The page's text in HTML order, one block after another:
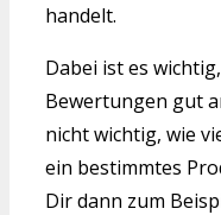
handelt.
Dabei ist es
Bewertungen gut
nicht wichtig, wie
ein bestimmtes
Dir dann zum